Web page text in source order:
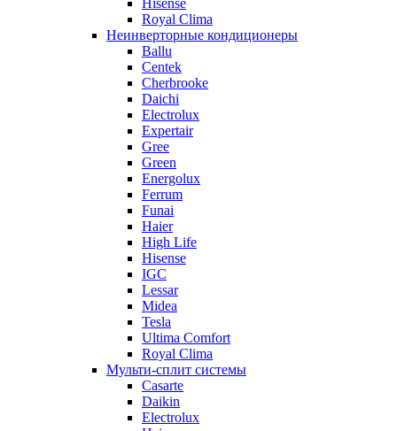
Royal Clima
Неинверторные кондиционеры
Ballu
Centek
Cherbrooke
Daichi
Electrolux
Expertair
Gree
Green
Energolux
Ferrum
Funai
Haier
High Life
Hisense
IGC
Lessar
Midea
Tesla
Ultima Comfort
Royal Clima
Мульти-сплит системы
Casarte
Daikin
Electrolux